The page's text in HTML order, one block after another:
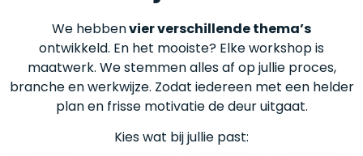
We hebbenvier verschillende thema’s
ontwikkeld. En het mooiste? Elke workshop is
maatwerk. We stemmen alles af op jullie proces,
branche en werkwijze. Zodat iedereen met een helder
plan en frisse motivatie de deur uitgaat.
Kies wat bij jullie past: